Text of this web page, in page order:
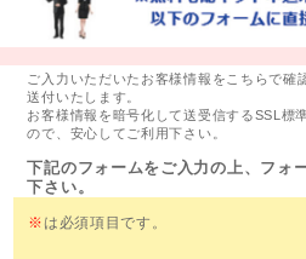
ご入力いただいたお客様情報をこちらで確
送付いたします。
お客様情報を暗号化して送受信するSSL標
ので、安心してご利用下さい。
下記のフォームをご入力の上、フォ
下さい。
※ は必須項目です。